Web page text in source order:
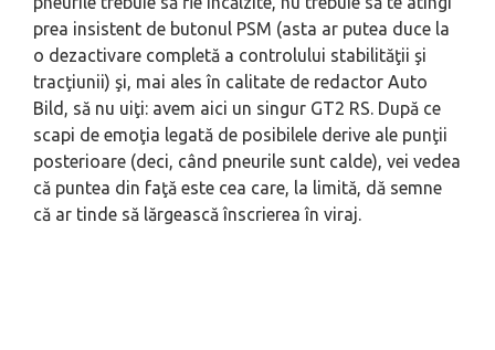
prea insistent de butonul PSM (asta ar putea duce la
o dezactivare completă a controlului stabilităţii şi
tracţiunii) şi, mai ales în calitate de redactor Auto
Bild, să nu uiţi: avem aici un singur GT2 RS. După ce
scapi de emoţia legată de posibilele derive ale punţii
posterioare (deci, când pneurile sunt calde), vei vedea
că puntea din faţă este cea care, la limită, dă semne
că ar tinde să lărgească înscrierea în viraj.